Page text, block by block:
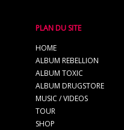
PLAN DU SITE
HOME
ALBUM REBELLION
ALBUM TOXIC
ALBUM DRUGSTORE
MUSIC / VIDEOS
TOUR
SHOP